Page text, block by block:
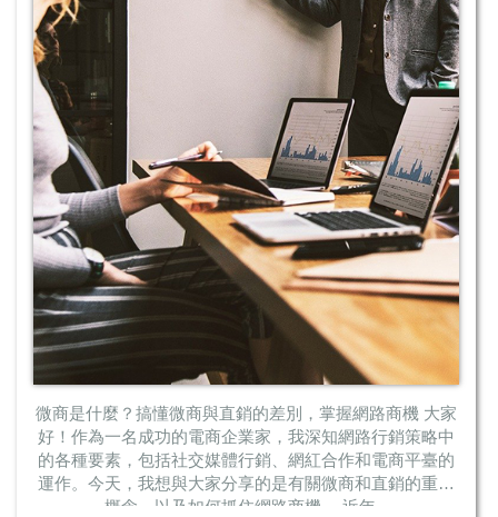
微商是什麼？搞懂微商與直銷的差別，掌握網路商機 大家
好！作為一名成功的電商企業家，我深知網路行銷策略中
的各種要素，包括社交媒體行銷、網紅合作和電商平臺的
運作。今天，我想與大家分享的是有關微商和直銷的重要
概念，以及如何抓住網路商機。 近年...